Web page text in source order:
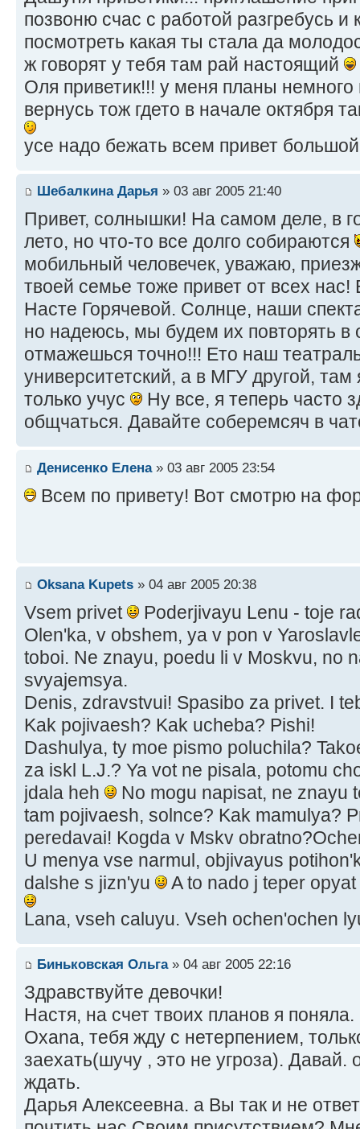
позвоню счас с работой разгребусь и
посмотреть какая ты стала да
ж говорят у тебя там рай настоящий
Оля приветик!!! у меня планы немного
вернусь тож гдето в начале октября
усе надо бежать всем привет
Шебалкина Дарья » 03 авг 2005 21:40
Привет, солнышки! На самом деле, в
лето, но что-то все долго собираются
мобильный человечек, уважаю,
твоей семье тоже привет от всех
Насте Горячевой. Солнце, наши
но надеюсь, мы будем их повторять в
отмажешься точно!!! Ето наш
университетский, а в МГУ другой,
только учус
Ну все, я теперь часто
общчаться. Давайте соберемсяч в
Денисенко Елена» 03 авг 2005 23:54
Всем по привету! Вот смотрю на
Oksana Kupets » 04 авг 2005 20:38
Vsem privet
Poderjivayu Lenu - toje
Olen'ka, v obshem, ya v pon v
toboi. Ne znayu, poedu li v Moskvu, no
svyajemsya.
Denis, zdravstvui! Spasibo za privet. I
Kak pojivaesh? Kak ucheba? Pishi!
Dashulya, ty moe pismo poluchila?
za iskl L.J.? Ya vot ne pisala, potomu
jdala heh
No mogu napisat, ne znayu
tam pojivaesh, solnce? Kak mamulya?
peredavai! Kogda v Mskv
U menya vse narmul, objivayus
dalshe s jizn'yu
A to nado j teper
Lana, vseh caluyu. Vseh ochen'ochen
Биньковская Ольга» 04 авг 2005 22:16
Здравствуйте девочки!
Настя, на счет твоих планов я
Oxana, тебя жду с нетерпением,
заехать(шучу , это не угроза). Давай.
ждать.
Дарья Алексеевна. а Вы так и не